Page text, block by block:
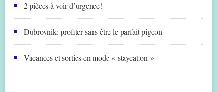
2 pièces à voir d’urgence!
Dubrovnik: profiter sans être le parfait pigeon
Vacances et sorties en mode « staycation »